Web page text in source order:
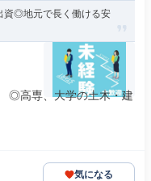
資◎地元で長く働ける安
◎高専、大学の土木・建
気になる